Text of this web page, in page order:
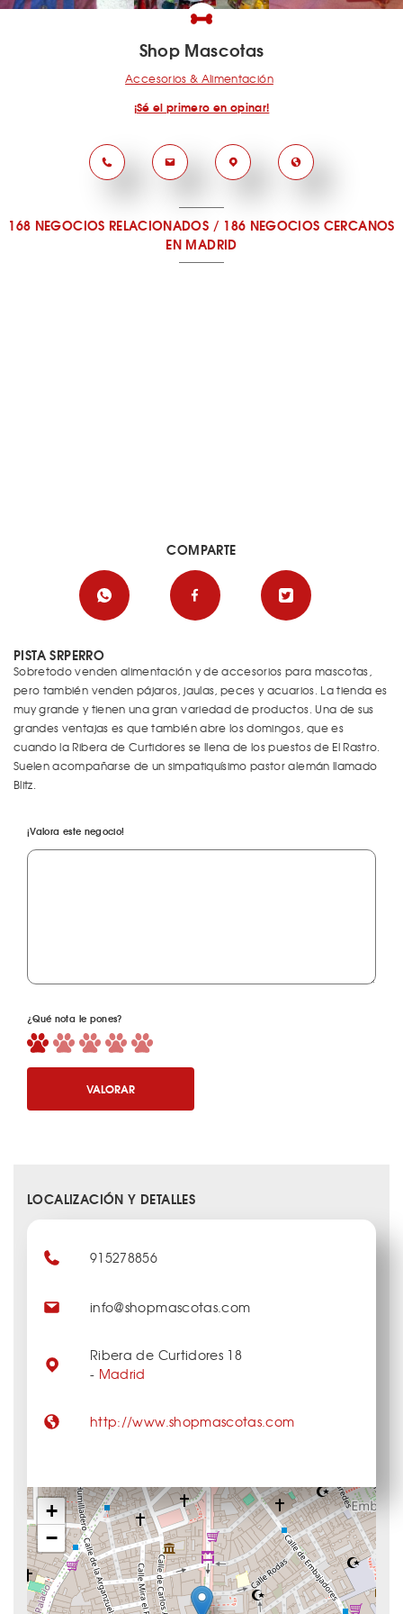
Shop Mascotas
Accesorios & Alimentación
¡Sé el primero en opinar!
168 NEGOCIOS RELACIONADOS / 186 NEGOCIOS CERCANOS
EN MADRID
PISTA SRPERRO
Sobretodo venden alimentación y de accesorios para mascotas,
pero también venden pájaros, jaulas, peces y acuarios. La tienda es
muy grande y tienen una gran variedad de productos. Una de sus
grandes ventajas es que también abre los domingos, que es
cuando la Ribera de Curtidores se llena de los puestos de El Rastro.
Suelen acompañarse de un simpatiquísimo pastor alemán llamado
Blitz.
¡Valora este negocio!
¿Qué nota le pones?
VALORAR
COMPARTE
LOCALIZACIÓN Y DETALLES
+
−
915278856
info@shopmascotas.com
Ribera de Curtidores 18
- Madrid
http://www.shopmascotas.com